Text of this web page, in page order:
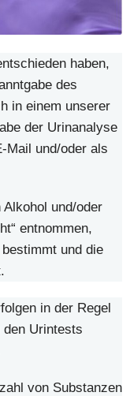
haben,
des
in einem unserer
der Urinanalyse
Mail und/oder als
und/oder
entnommen,
und die
in der Regel
Urintests
von Substanzen